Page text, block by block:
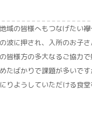
域の皆様へもつなげたい
波に押され、入所のお子
皆様方の多大なるご協力
たばかりで課題が多いで
りようしていただける食